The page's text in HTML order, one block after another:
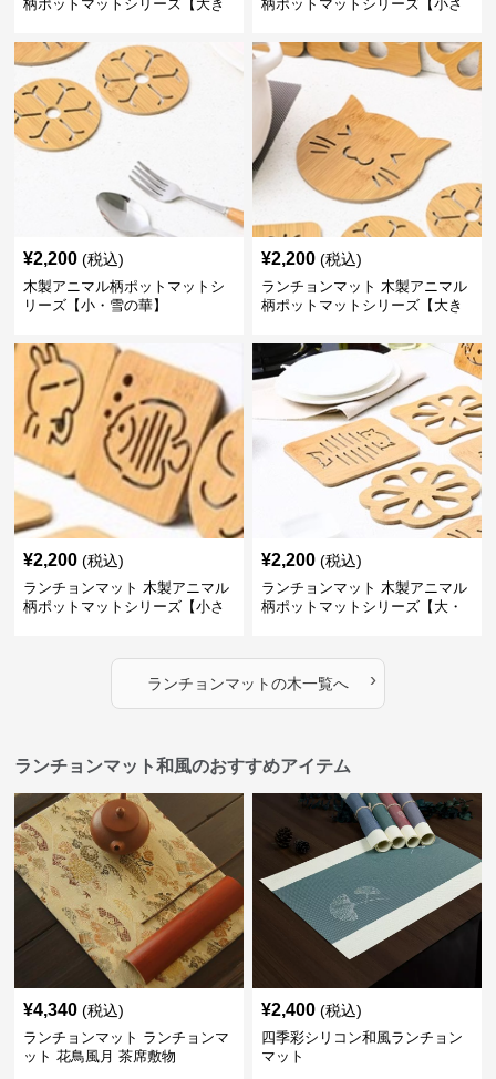
柄ポットマットシリーズ【大き
柄ポットマットシリーズ【小さ
¥2,200 (税込)
木製アニマル柄ポットマットシ
リーズ【小・雪の華】
¥2,200 (税込)
ランチョンマット 木製アニマル
柄ポットマットシリーズ【大き
¥2,200 (税込)
ランチョンマット 木製アニマル
柄ポットマットシリーズ【小さ
¥2,200 (税込)
ランチョンマット 木製アニマル
柄ポットマットシリーズ【大・
ランチョンマットの木一覧へ ›
ランチョンマット和風のおすすめアイテム
¥4,340 (税込)
ランチョンマット ランチョンマ
ット 花鳥風月 茶席敷物
¥2,400 (税込)
四季彩シリコン和風ランチョン
マット